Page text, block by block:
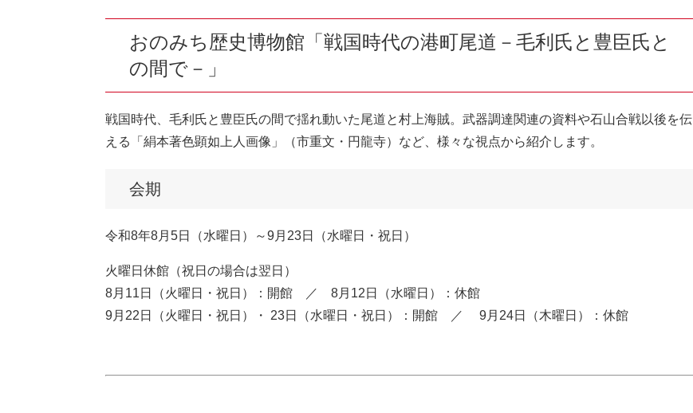
おのみち歴史博物館「戦国時代の港町尾道－毛利氏 と豊臣氏と
の間で－​」
​戦国時代、毛利氏と豊臣氏の間で揺れ動いた尾道と村上海賊。武器調達関連の資料や石山合戦以後を伝
える「絹本著色顕如上人画像」（市重文・円龍寺）など、様々な視点から紹介します。
会期
令和8年8月5日（水曜日）～9月23日（水曜日・祝日）
火曜日休館（祝日の場合は翌日）
8月11日（火曜日・祝日）：開館 ／ 8月12日（水曜日）：休館
9月22日（火曜日・祝日）・ 23日（水曜日・祝日）：開館 ／ 9月24日（木曜日）：休館